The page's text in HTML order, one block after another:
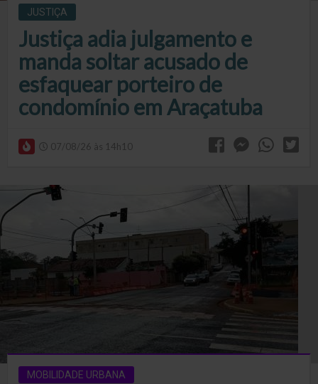
JUSTIÇA
Justiça adia julgamento e
manda soltar acusado de
esfaquear porteiro de
condomínio em Araçatuba
07/08/26 às 14h10
MOBILIDADE URBANA